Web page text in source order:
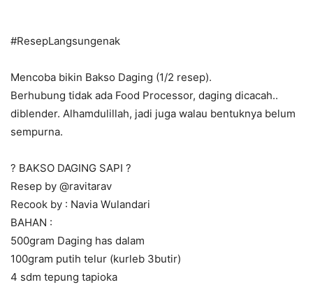
#ResepLangsungenak
Mencoba bikin Bakso Daging (1/2 resep).
Berhubung tidak ada Food Processor, daging dicacah..
diblender. Alhamdulillah, jadi juga walau bentuknya belum
sempurna.
? BAKSO DAGING SAPI ?
Resep by @ravitarav
Recook by : Navia Wulandari
BAHAN :
500gram Daging has dalam
100gram putih telur (kurleb 3butir)
4 sdm tepung tapioka